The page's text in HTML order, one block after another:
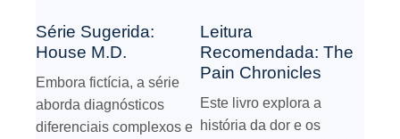
Série Sugerida:
House M.D.
Embora fictícia, a série
aborda diagnósticos
diferenciais complexos e
Leitura
Recomendada: The
Pain Chronicles
Este livro explora a
história da dor e os